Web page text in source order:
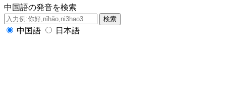
中国語の発音を検索
中国語 日本語